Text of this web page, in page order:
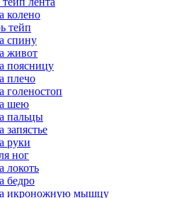
колено
тейп
спину
живот
поясницу
плечо
голеностоп
шею
пальцы
запястье
руки
ног
локоть
бедро
икроножную мышцу